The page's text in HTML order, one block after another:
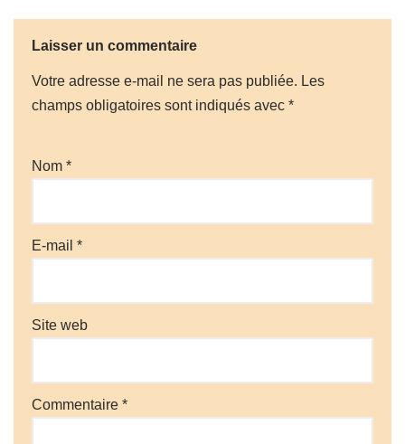
Laisser un commentaire
Votre adresse e-mail ne sera pas publiée. Les
champs obligatoires sont indiqués avec *
Nom *
E-mail *
Site web
Commentaire *